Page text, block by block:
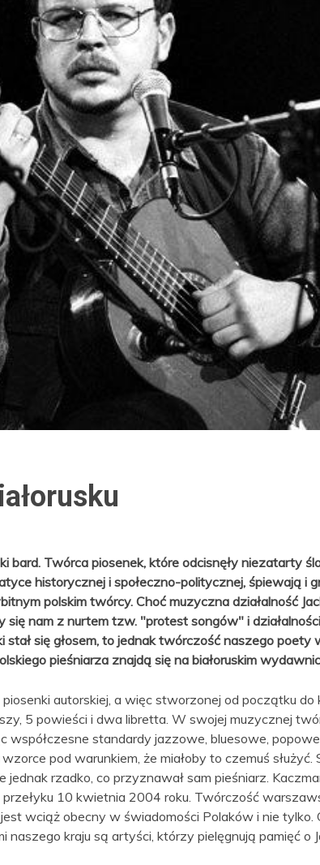
bard. Twórca piosenek, które odcisnęły niezatarty
historycznej i społeczno-politycznej, śpiewają i
polskim twórcy. Choć muzyczna działalność
się nam z nurtem tzw. "protest songów" i
się głosem, to jednak twórczość naszego poety
pieśniarza znajdą się na białoruskim
autorskiej, a więc stworzonej od początku do
5 powieści i dwa libretta. W swojej muzycznej
współczesne standardy jazzowe, bluesowe,
pod warunkiem, że miałoby to czemuś służyć.
jednak rzadko, co przyznawał sam pieśniarz.
przełyku 10 kwietnia 2004 roku. Twórczość
wciąż obecny w świadomości Polaków i nie tylko.
naszego kraju są artyści, którzy pielęgnują pamięć o